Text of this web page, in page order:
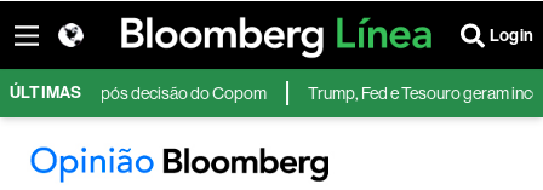
Login
ÚLTIMAS
após decisão do Copom Trump, Fed e Tesouro geram incerteza e